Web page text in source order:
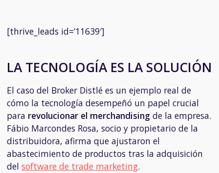
[thrive_leads id=’11639′]
LA TECNOLOGÍA ES LA SOLUCIÓN
El caso del Broker Distlé es un ejemplo real de
cómo la tecnología desempeñó un papel crucial
para revolucionar el merchandising de la empresa.
Fábio Marcondes Rosa, socio y propietario de la
distribuidora, afirma que ajustaron el
abastecimiento de productos tras la adquisición
del software de trade marketing.